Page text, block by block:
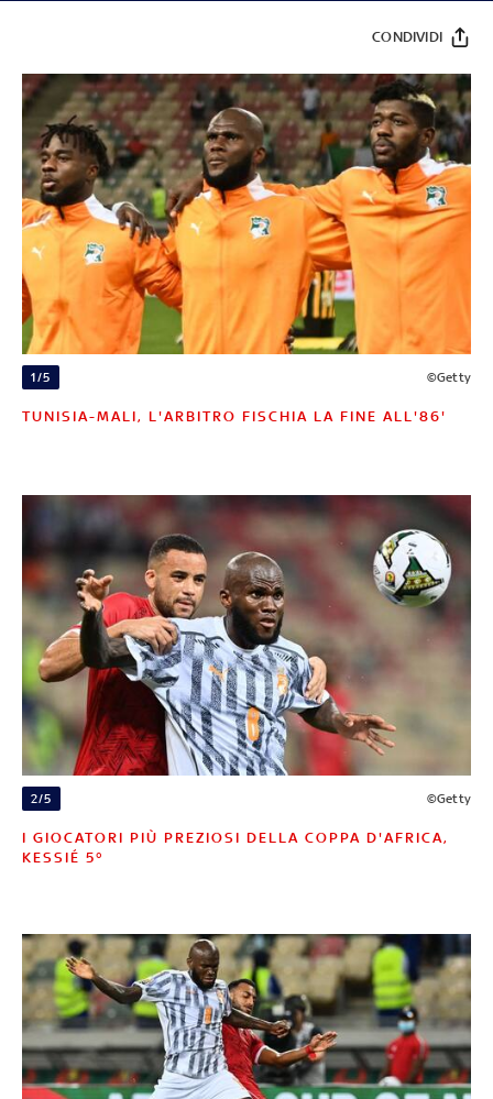
CONDIVIDI
1/5 ©Getty
TUNISIA-MALI, L'ARBITRO FISCHIA LA FINE ALL'86'
2/5 ©Getty
I GIOCATORI PIÙ PREZIOSI DELLA COPPA D'AFRICA,
KESSIÉ 5°